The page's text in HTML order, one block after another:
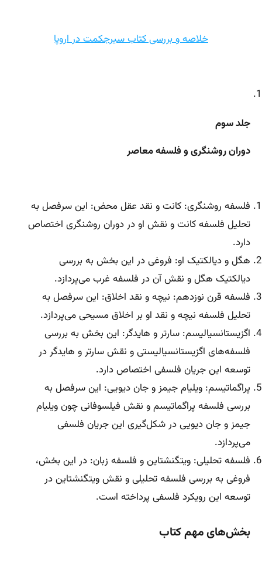
خلاصه و بررسی کتاب سیرجکمت در اروپا
جلد سوم
دوران روشنگری و فلسفه معاصر
فلسفه روشنگری: کانت و نقد عقل محض: این سرفصل به
تحلیل فلسفه کانت و نقش او در دوران روشنگری اختصاص
دارد.
هگل و دیالکتیک او: فروغی در این بخش به بررسی
دیالکتیک هگل و نقش آن در فلسفه غرب می‌پردازد.
فلسفه قرن نوزدهم: نیچه و نقد اخلاق: این سرفصل به
تحلیل فلسفه نیچه و نقد او بر اخلاق مسیحی می‌پردازد.
اگزیستانسیالیسم: سارتر و هایدگر: این بخش به بررسی
فلسفه‌های اگزیستانسیالیستی و نقش سارتر و هایدگر در
توسعه این جریان فلسفی اختصاص دارد.
پراگماتیسم: ویلیام جیمز و جان دیویی: این سرفصل به
بررسی فلسفه پراگماتیسم و نقش فیلسوفانی چون ویلیام
جیمز و جان دیویی در شکل‌گیری این جریان فلسفی
می‌پردازد.
فلسفه تحلیلی: ویتگنشتاین و فلسفه زبان: در این بخش،
فروغی به بررسی فلسفه تحلیلی و نقش ویتگنشتاین در
توسعه این رویکرد فلسفی پرداخته است.
بخش‌های مهم کتاب